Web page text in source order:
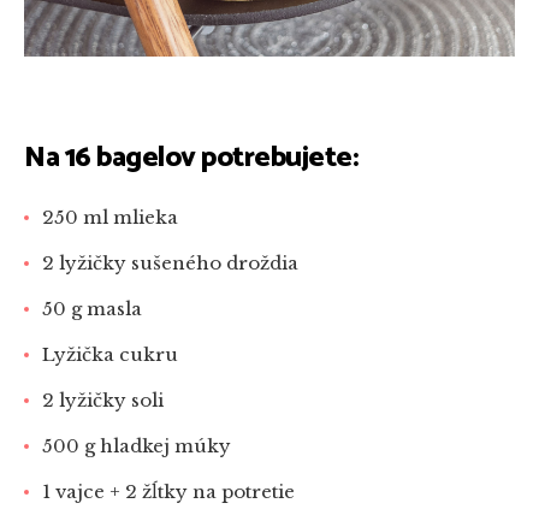
Na 16 bagelov potrebujete:
250 ml mlieka
2 lyžičky sušeného droždia
50 g masla
Lyžička cukru
2 lyžičky soli
500 g hladkej múky
1 vajce + 2 žĺtky na potretie